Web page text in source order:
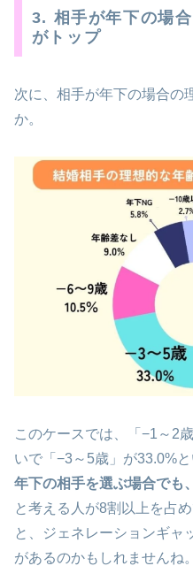
3. 相手が年下の場
がトップ
次に、相手が年下の場合の
か。
このケースでは、「−1～2
いで「−3～5歳」が33.0%
年下の相手を選ぶ場合でも
と考える人が8割以上を占
と、ジェネレーションギャ
があるのかもしれませんね。